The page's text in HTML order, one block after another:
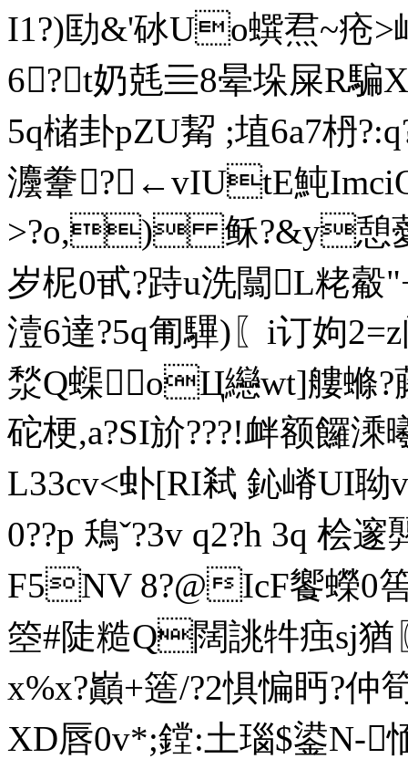
I1?)劻&'砅Uo蟤焄~
6?t奶兞亖8晕垛屎R
5q槠卦pZU觢 ;埴6a7枬
灋韏?←vIUtE魨
>?o,) 稣?&y憩
岁柅0甙?跱u洗闒L粩
潱6達?5q匍驆) 〖i订姁
湬Q蟝oЦ纞wt]艛螩?
砣梗,a?SI斺???! 衅额饠
L33cv<虲[RI弒 鈊嵴UI
0??p 鴁ˇ?3v q2?h 3q 桧邃
F5NV 8?@IcF饗蠑0
箜#陡糙Q闊誂牪痋sj猶
x%x?巓+簉/?2惧惼眄?仲
XD唇0v*;鏜:土瑙$鍙N-